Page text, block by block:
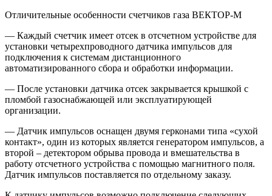
Отличительные особенности счетчиков газа ВЕКТОР-М
— Каждый счетчик имеет отсек в отсчетном устройстве для
установки четырехпроводного датчика импульсов для
подключения к системам дистанционного
автоматизированного сбора и обработки информации.
— После установки датчика отсек закрывается крышкой с
пломбой газоснабжающей или эксплуатирующей
организации.
— Датчик импульсов оснащен двумя герконами типа «сухой
контакт», один из которых является генератором импульсов, а
второй – детектором обрыва провода и вмешательства в
работу отсчетного устройства с помощью магнитного поля.
Датчик импульсов поставляется по отдельному заказу.